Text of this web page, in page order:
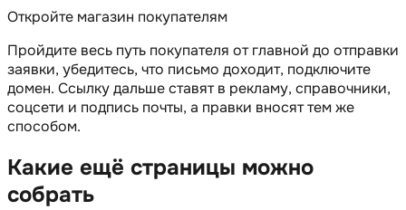
Откройте магазин покупателям
Пройдите весь путь покупателя от главной до отправки
заявки, убедитесь, что письмо доходит, подключите
домен. Ссылку дальше ставят в рекламу, справочники,
соцсети и подпись почты, а правки вносят тем же
способом.
Какие ещё страницы можно
собрать